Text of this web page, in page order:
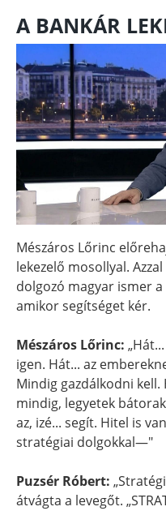
A BANKÁR
Mészáros Lőrinc
lekezelő mosollyal.
dolgozó magyar ismer
amikor segítséget kér.
Mészáros Lőrinc:
igen. Hát... az
Mindig gazdálkodni
mindig, legyetek
az, izé... segít. Hitel is
stratégiai dolgokkal—"
Puzsér Róbert:
átvágta a levegőt.